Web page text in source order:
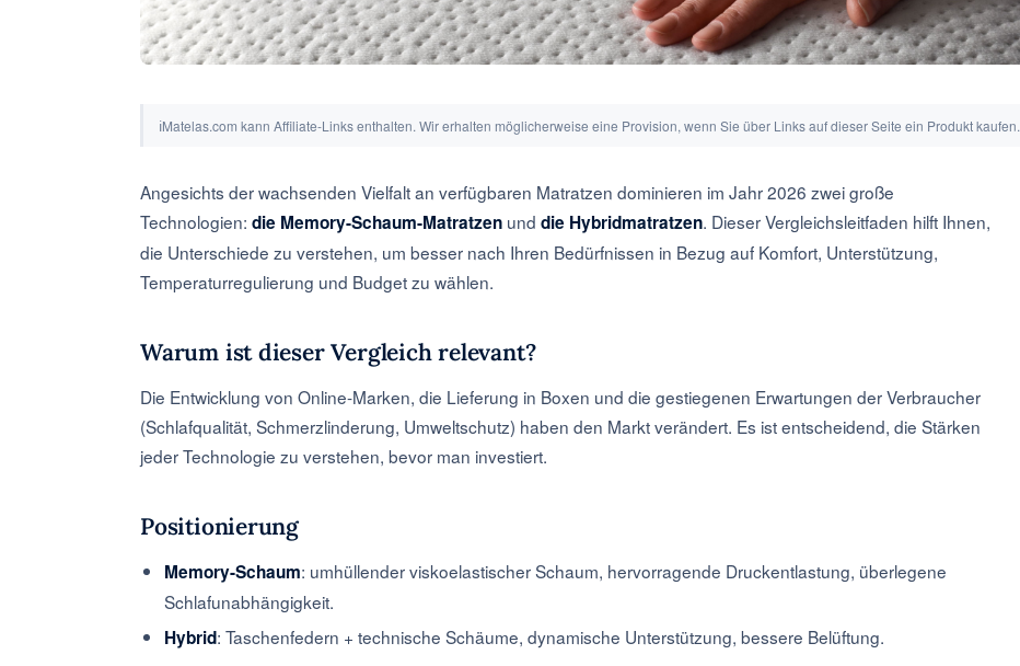
ℹMatelas.com kann Affiliate-Links enthalten. Wir erhalten möglicherweise eine Provision, wenn Sie über Links auf dieser Seite ein Produkt kaufen.
Angesichts der wachsenden Vielfalt an verfügbaren Matratzen dominieren im Jahr 2026 zwei große
Technologien: die Memory-Schaum-Matratzen und die Hybridmatratzen. Dieser Vergleichsleitfaden hilft Ihnen,
die Unterschiede zu verstehen, um besser nach Ihren Bedürfnissen in Bezug auf Komfort, Unterstützung,
Temperaturregulierung und Budget zu wählen.
Warum ist dieser Vergleich relevant?
Die Entwicklung von Online-Marken, die Lieferung in Boxen und die gestiegenen Erwartungen der Verbraucher
(Schlafqualität, Schmerzlinderung, Umweltschutz) haben den Markt verändert. Es ist entscheidend, die Stärken
jeder Technologie zu verstehen, bevor man investiert.
Positionierung
Memory-Schaum: umhüllender viskoelastischer Schaum, hervorragende Druckentlastung, überlegene
Schlafunabhängigkeit.
Hybrid: Taschenfedern + technische Schäume, dynamische Unterstützung, bessere Belüftung.